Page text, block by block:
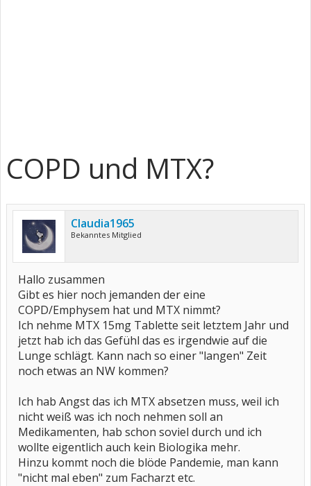
COPD und MTX?
Claudia1965
Bekanntes Mitglied
Hallo zusammen
Gibt es hier noch jemanden der eine
COPD/Emphysem hat und MTX nimmt?
Ich nehme MTX 15mg Tablette seit letztem Jahr und
jetzt hab ich das Gefühl das es irgendwie auf die
Lunge schlägt. Kann nach so einer "langen" Zeit
noch etwas an NW kommen?
Ich hab Angst das ich MTX absetzen muss, weil ich
nicht weiß was ich noch nehmen soll an
Medikamenten, hab schon soviel durch und ich
wollte eigentlich auch kein Biologika mehr.
Hinzu kommt noch die blöde Pandemie, man kann
"nicht mal eben" zum Facharzt etc.